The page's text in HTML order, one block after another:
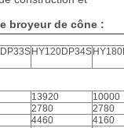
broyeur de cône :
HY120DP34S
13920
10000
2780
2780
4460
4160